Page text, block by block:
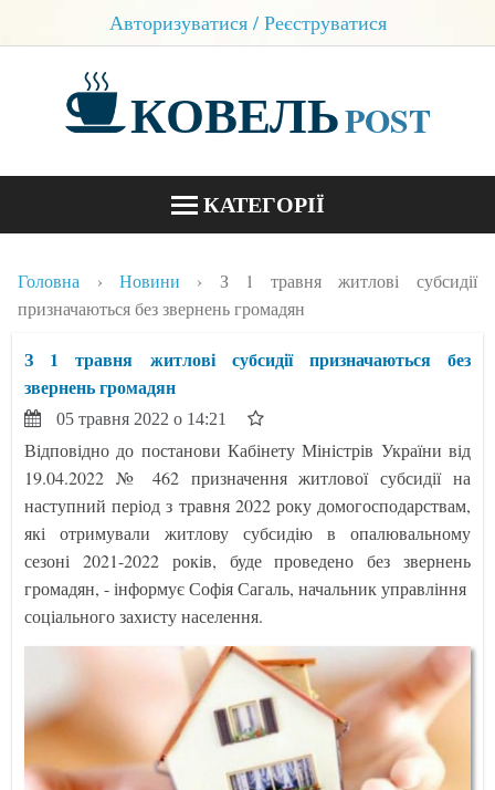
Авторизуватися / Реєструватися
КОВЕЛЬPOST
КАТЕГОРІЇ
БЛОГИ
КОНТАКТИ
Головна Новини
З 1 травня житлові субсидії
призначаються без звернень громадян
З 1 травня житлові субсидії призначаються без
звернень громадян
05 травня 2022 о 14:21
Відповідно до постанови Кабінету Міністрів України від
19.04.2022 № 462 призначення житлової субсидії на
наступний період з травня 2022 року домогосподарствам,
які отримували житлову субсидію в опалювальному
сезоні 2021-2022 років, буде проведено без звернень
громадян, - інформує Софія Сагаль, начальник управління
соціального захисту населення.